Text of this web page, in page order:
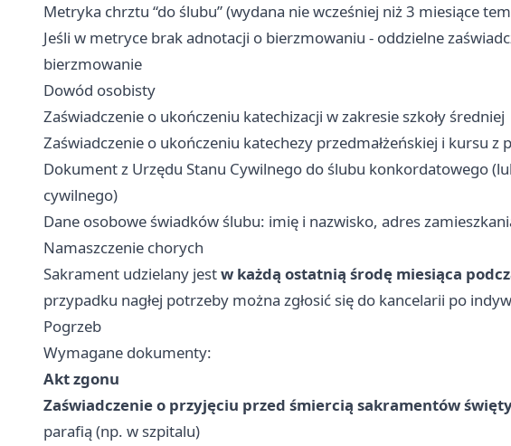
Metryka chrztu “do ślubu” (wydana nie wcześniej niż 3 miesiące
Jeśli w metryce brak adnotacji o bierzmowaniu - oddzielne
bierzmowanie
Dowód osobisty
Zaświadczenie o ukończeniu katechizacji w zakresie szkoły średniej
Zaświadczenie o ukończeniu katechezy przedmałżeńskiej i kursu
Dokument z Urzędu Stanu Cywilnego do ślubu konkordatowego
cywilnego)
Dane osobowe świadków ślubu: imię i nazwisko, adres
Namaszczenie chorych
Sakrament udzielany jestw każdą ostatnią środę miesiąca
przypadku nagłej potrzeby można zgłosić się do kancelarii po
Pogrzeb
Wymagane dokumenty:
Akt zgonu
Zaświadczenie o przyjęciu przed śmiercią sakramentów
parafią (np. w szpitalu)